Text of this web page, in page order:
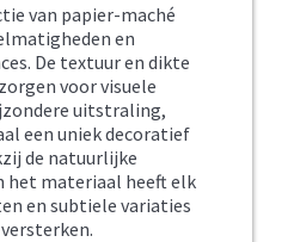
van papier-maché
en
De textuur en dikte
voor visuele
uitstraling,
een uniek decoratief
de natuurlijke
het materiaal heeft elk
en subtiele variaties